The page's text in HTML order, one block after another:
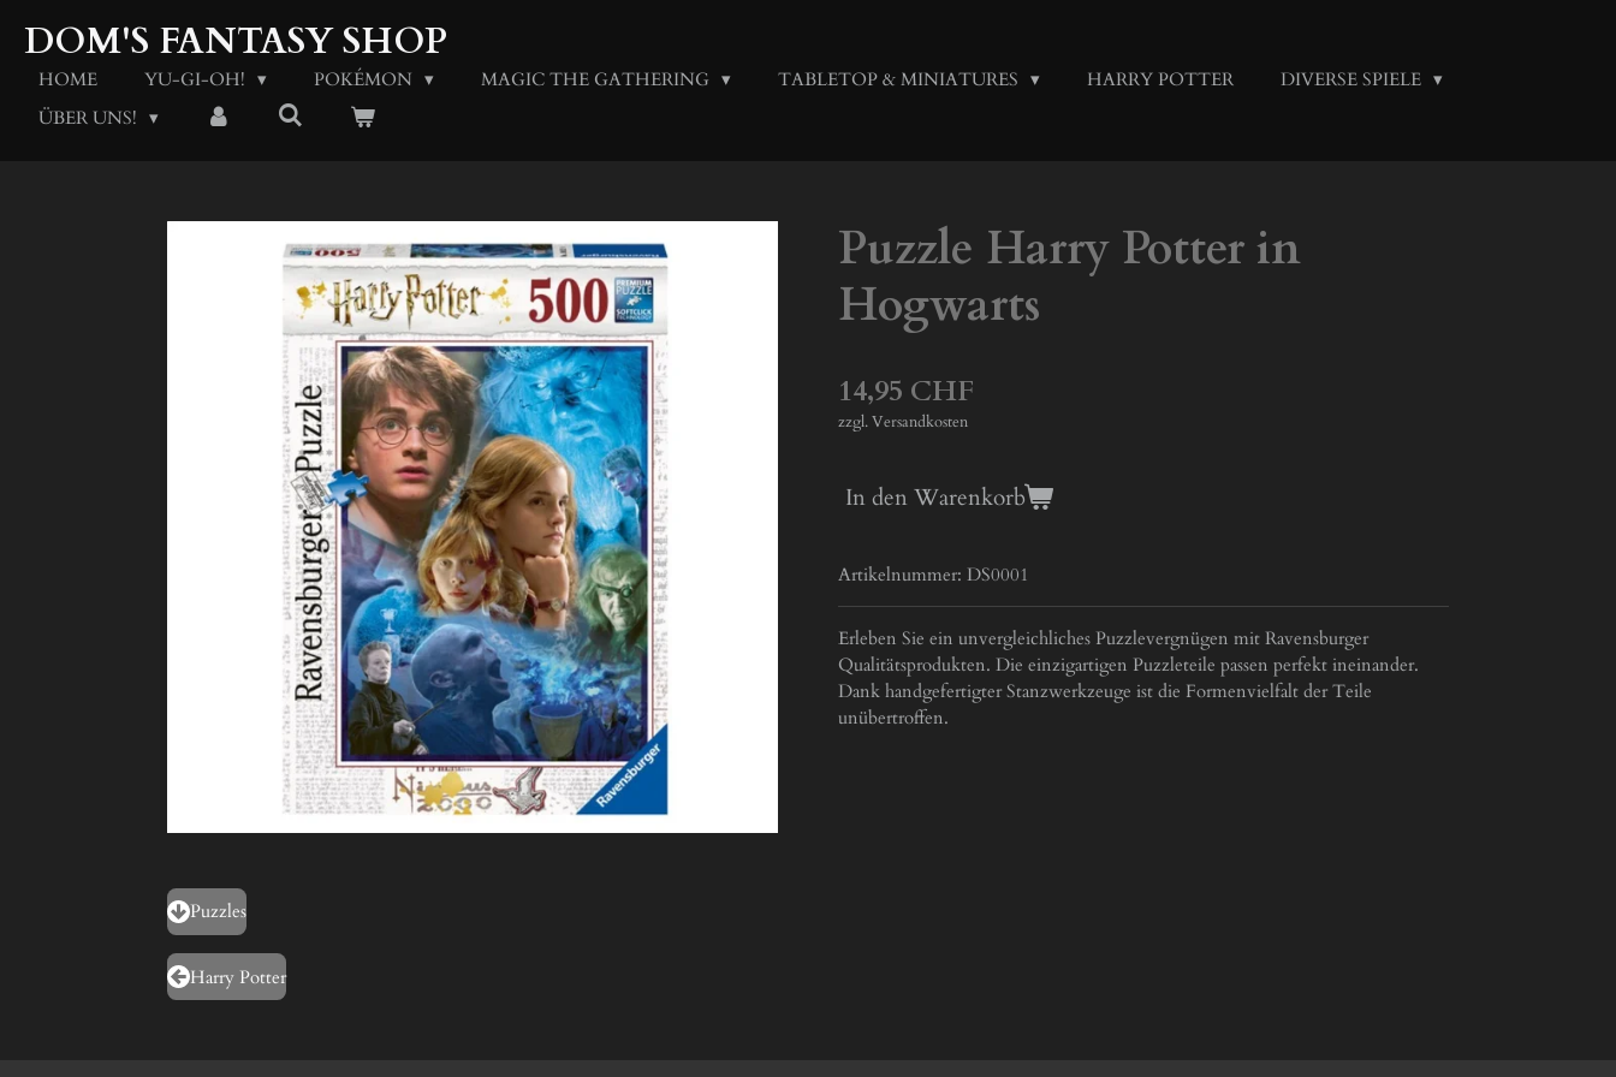
Zum
Hauptinhalt
springen
DOM'S FANTASY SHOP
HOME YU-GI-OH! POKÉMON MAGIC THE GATHERING TABLETOP & MINIATURES HARRY POTTER
DIVERSE SPIELE
ÜBER UNS!
Puzzle Harry Potter in
Hogwarts
14,95 CHF
zzgl. Versandkosten
In den Warenkorb
Artikelnummer: DS0001
Erleben Sie ein unvergleichliches Puzzlevergnügen mit Ravensburger
Qualitätsprodukten. Die einzigartigen Puzzleteile passen perfekt ineinander.
Dank handgefertigter Stanzwerkzeuge ist die Formenvielfalt der Teile
unübertroffen.
Puzzles
Harry Potter